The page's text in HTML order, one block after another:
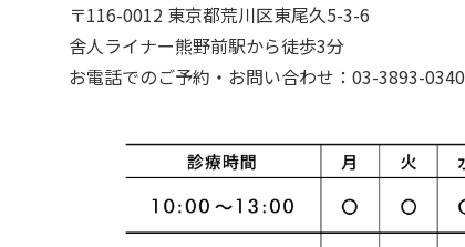
〒116-0012 東京都荒川区東尾久5-3-6
舎人ライナー熊野前駅から徒歩3分
お電話でのご予約・お問い合わせ：03-3893-0340